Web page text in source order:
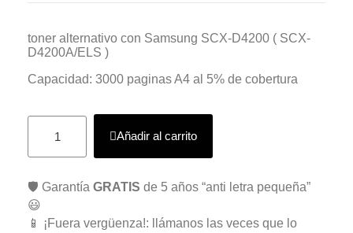
toner alternativo con Samsung SCX-D4200 ( SCX-
D4200A/ELS )
Capacidad: 3000 paginas A4 al 5% de cobertura
Añadir al carrito
🛡️ Garantía GRATIS de 5 años “anti letra pequeña”
😃
📱 ¡Fuera vergüenza!: llámanos las veces que lo